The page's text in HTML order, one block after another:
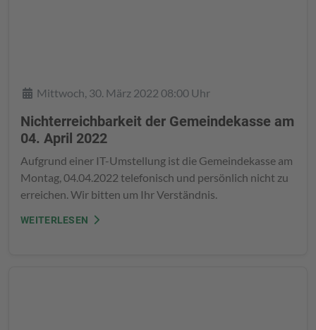
DetailsMittwoch, 30. März 2022 08:00 Uhr
Nichterreichbarkeit der Gemeindekasse am
04. April 2022
Aufgrund einer IT-Umstellung ist die Gemeindekasse am
Montag, 04.04.2022 telefonisch und persönlich nicht zu
erreichen. Wir bitten um Ihr Verständnis.
WEITERLESEN